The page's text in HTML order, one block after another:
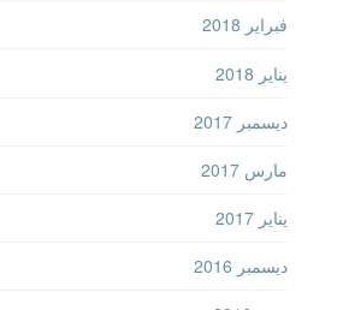
فبراير 2018
يناير 2018
ديسمبر 2017
مارس 2017
يناير 2017
ديسمبر 2016